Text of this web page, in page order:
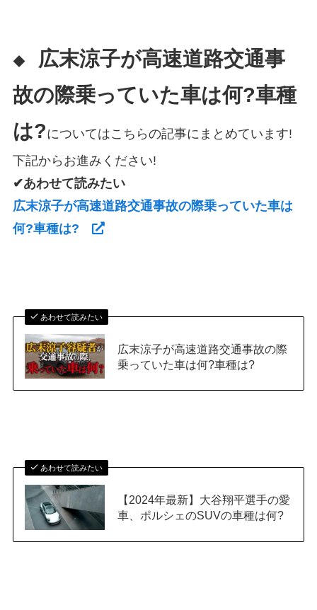
◆
広末涼子が高速道路交通事
故の際乗っていた車は何?車種
は?についてはこちらの記事にまとめています!
下記からお進みください!
✔あわせて読みたい
広末涼子が高速道路交通事故の際乗っていた車は
何?車種は?
あわせて読みたい
広末涼子が高速道路交通事故の際
乗っていた車は何?車種は?
あわせて読みたい
【2024年最新】大谷翔平選手の愛
車、ポルシェのSUVの車種は何?